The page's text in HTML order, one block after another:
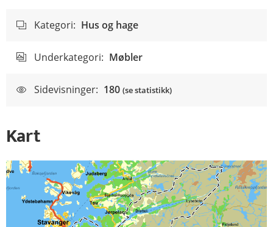
Kategori: Hus og hage
Underkategori: Møbler
Sidevisninger: 180 (se statistikk)
Kart